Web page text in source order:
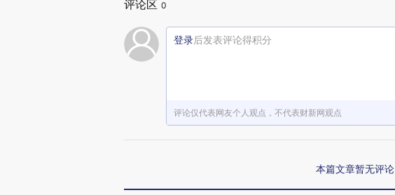
评论区 0
登录后发表评论得积分
评论仅代表网友个人观点，不代表财新网观点
本篇文章暂无评论